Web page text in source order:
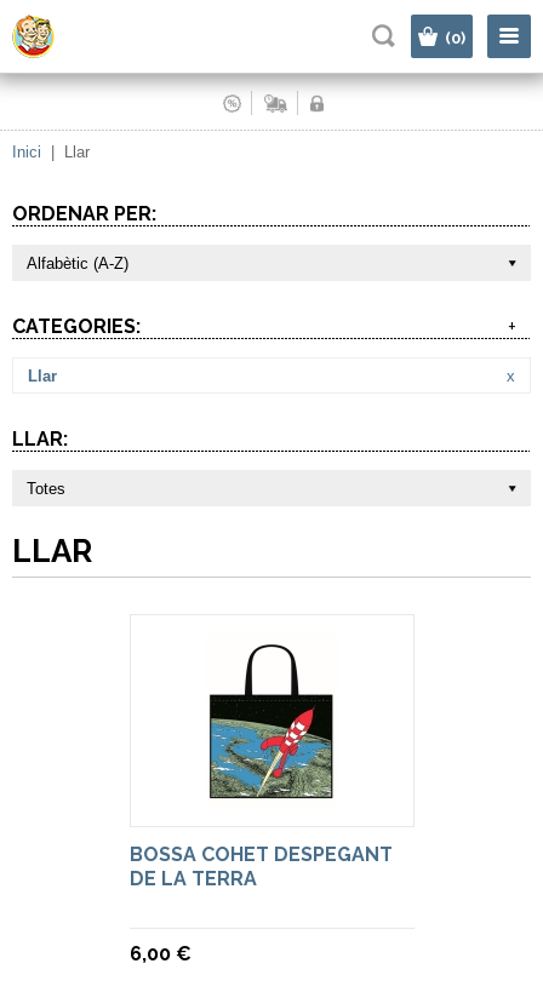
(0)
Inici Llar
ORDENAR PER:
Alfabètic (A-Z)
CATEGORIES: +
Llar x
LLAR:
Totes
LLAR
BOSSA COHET DESPEGANT
DE LA TERRA
6,00 €